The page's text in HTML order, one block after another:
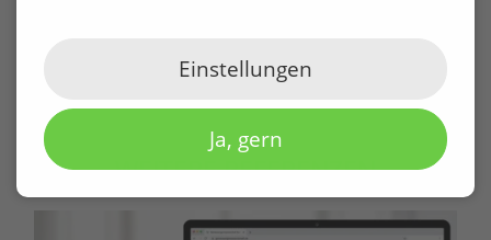
WEITERE REFERENZEN
Einstellungen
Ja, gern